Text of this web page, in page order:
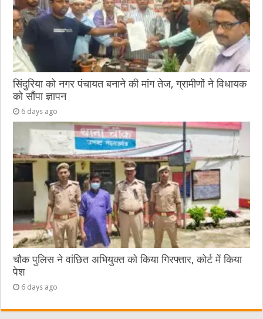
सिंदुरिया को नगर पंचायत बनाने की मांग तेज, ग्रामीणों ने विधायक
को सौंपा ज्ञापन
6 days ago
चौक पुलिस ने वांछित अभियुक्त को किया गिरफ्तार, कोर्ट में किया
पेश
6 days ago